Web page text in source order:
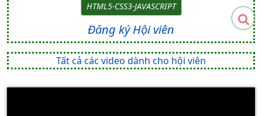
HTML5-CSS3-JAVASCRIPT
Đăng ký Hội viên
Tất cả các video dành cho hội viên